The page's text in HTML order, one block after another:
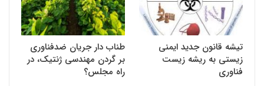
تیشه قانون جدید ایمنی
زیستی به ریشه زیست
فناوری
طناب دار جریان ضد‌فناوری
بر گردن مهندسی ژنتیک، در
راه مجلس؟